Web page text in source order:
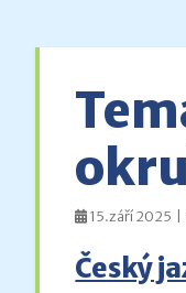
15.září 2025
Český